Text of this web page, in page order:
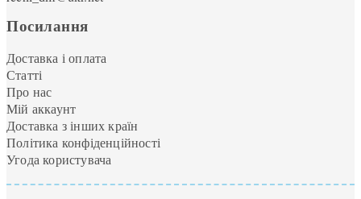
Посилання
Доставка і оплата
Статті
Про нас
Мій аккаунт
Доставка з інших країн
Політика конфіденційності
Угода користувача